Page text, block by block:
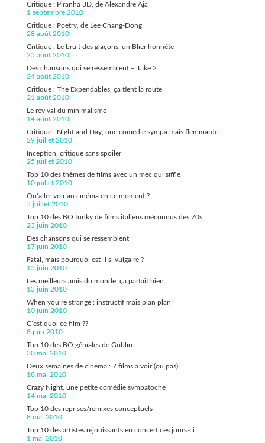
Critique : Piranha 3D, de Alexandre Aja
1 septembre 2010
Critique : Poetry, de Lee Chang-Dong
28 août 2010
Critique : Le bruit des glaçons, un Blier honnête
25 août 2010
Des chansons qui se ressemblent – Take 2
24 août 2010
Critique : The Expendables, ça tient la route
21 août 2010
Le revival du minimalisme
14 août 2010
Critique : Night and Day, une comédie sympa mais flemmarde
29 juillet 2010
Inception, critique sans spoiler
25 juillet 2010
Top 10 des thèmes de films avec un mec qui siffle
10 juillet 2010
Qu’aller voir au cinéma en ce moment ?
5 juillet 2010
Top 10 des BO funky de films italiens méconnus des 70s
23 juin 2010
Des chansons qui se ressemblent
17 juin 2010
Fatal, mais pourquoi est-il si vulgaire ?
15 juin 2010
Les meilleurs amis du monde, ça partait bien…
13 juin 2010
When you’re strange : instructif mais plan plan
10 juin 2010
C’est quoi ce film ??
8 juin 2010
Top 10 des BO géniales de Goblin
30 mai 2010
Deux semaines de cinéma : 7 films à voir (ou pas)
18 mai 2010
Crazy Night, une petite comédie sympatoche
14 mai 2010
Top 10 des reprises/remixes conceptuels
8 mai 2010
Top 10 des artistes réjouissants en concert ces jours-ci
1 mai 2010